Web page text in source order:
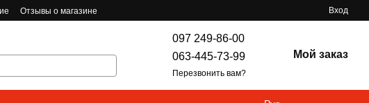
Отзывы о магазине Вход
097 249-86-00
063-445-73-99
Перезвонить вам?
Мой заказ